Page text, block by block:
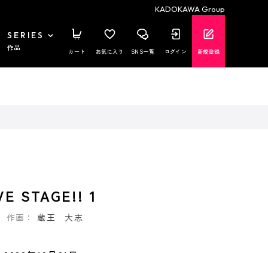
KADOKAWA Group
SERIES
作品 カート お気に入り SNS一覧 ログイン 新規登録
STAGE!! 1
作画： 蔵王 大志